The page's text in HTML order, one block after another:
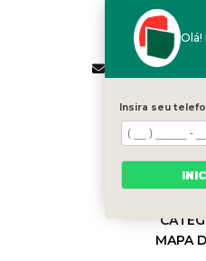
(11)
(11)
QUEM
MAPA
Olá!
Insira seu